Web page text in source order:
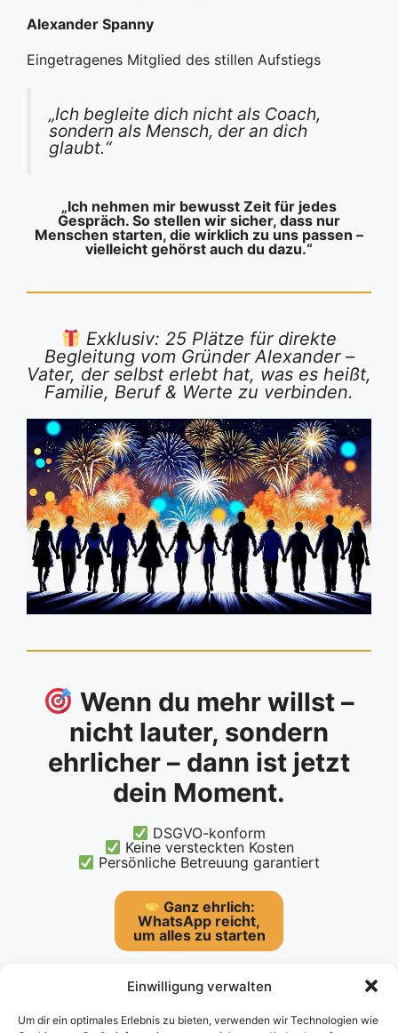
Einwilligung verwalten
Um dir ein optimales Erlebnis zu bieten, verwenden wir Technologien wie
Alexander Spanny
Eingetragenes Mitglied des stillen Aufstiegs
„Ich begleite dich nicht als Coach,
sondern als Mensch, der an dich
glaubt.“
„Ich nehmen mir bewusst Zeit für jedes
Gespräch. So stellen wir sicher, dass nur
Menschen starten, die wirklich zu uns passen –
vielleicht gehörst auch du dazu.“
Exklusiv: 25 Plätze für direkte
Begleitung vom Gründer Alexander –
Vater, der selbst erlebt hat, was es heißt,
Familie, Beruf & Werte zu verbinden.
Wenn du mehr willst –
nicht lauter, sondern
ehrlicher – dann ist jetzt
dein Moment.
DSGVO-konform
Keine versteckten Kosten
Persönliche Betreuung garantiert
Ganz ehrlich:
WhatsApp reicht,
um alles zu starten
…zum Seitenanfang